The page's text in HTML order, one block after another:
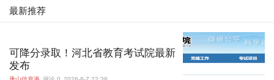
最新推荐
可降分录取！河北省教育考试院最新
发布